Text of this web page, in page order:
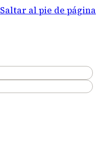
Saltar al pie de página